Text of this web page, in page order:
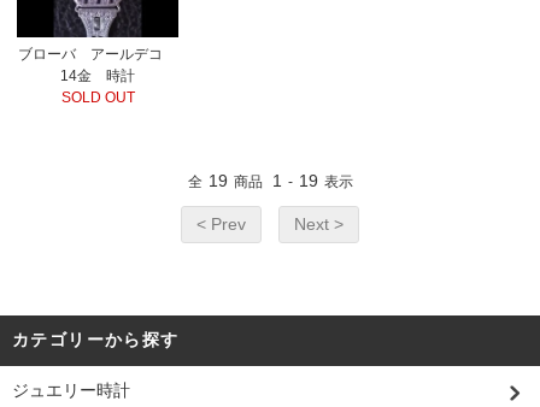
ブローバ アールデコ
14金 時計
SOLD OUT
全 19 商品 1 - 19 表示
< Prev Next >
カテゴリーから探す
ジュエリー時計